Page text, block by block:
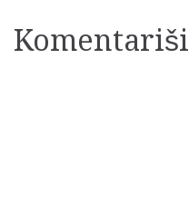
Komentariši